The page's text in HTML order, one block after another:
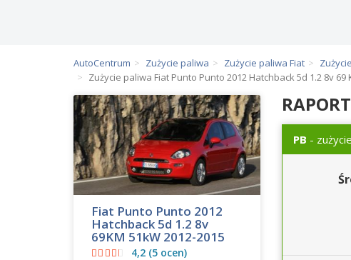
AutoCentrum Zużycie paliwa Zużycie paliwa Fiat
Zużycie paliwa Fiat Punto Punto 2012 Hatchback 5d 1.2 8v 69
PB -
Fiat Punto Punto 2012
Hatchback 5d 1.2 8v
69KM 51kW 2012-2015
4,2 (5 ocen)